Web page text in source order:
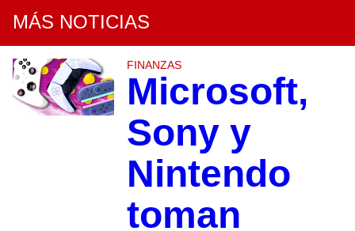
MÁS NOTICIAS
FINANZAS
Microsoft,
Sony y
Nintendo
toman